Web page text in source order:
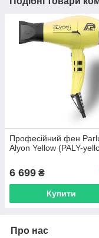
Професійний фен
Alyon Yellow (PALY-
6 699 ₴
Купити
Про нас